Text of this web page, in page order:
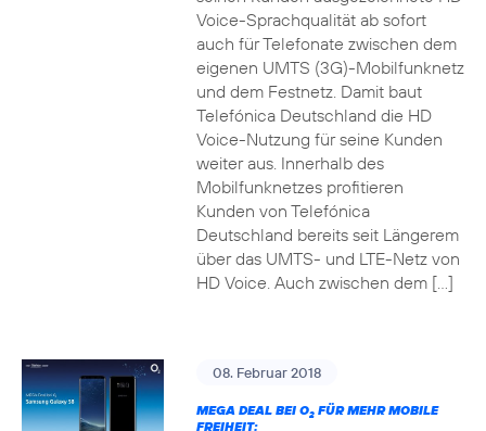
Voice-Sprachqualität ab sofort
auch für Telefonate zwischen dem
eigenen UMTS (3G)-Mobilfunknetz
und dem Festnetz. Damit baut
Telefónica Deutschland die HD
Voice-Nutzung für seine Kunden
weiter aus. Innerhalb des
Mobilfunknetzes profitieren
Kunden von Telefónica
Deutschland bereits seit Längerem
über das UMTS- und LTE-Netz von
HD Voice. Auch zwischen dem […]
08. Februar 2018
MEGA DEAL BEI O2FÜR MEHR MOBILE
FREIHEIT: